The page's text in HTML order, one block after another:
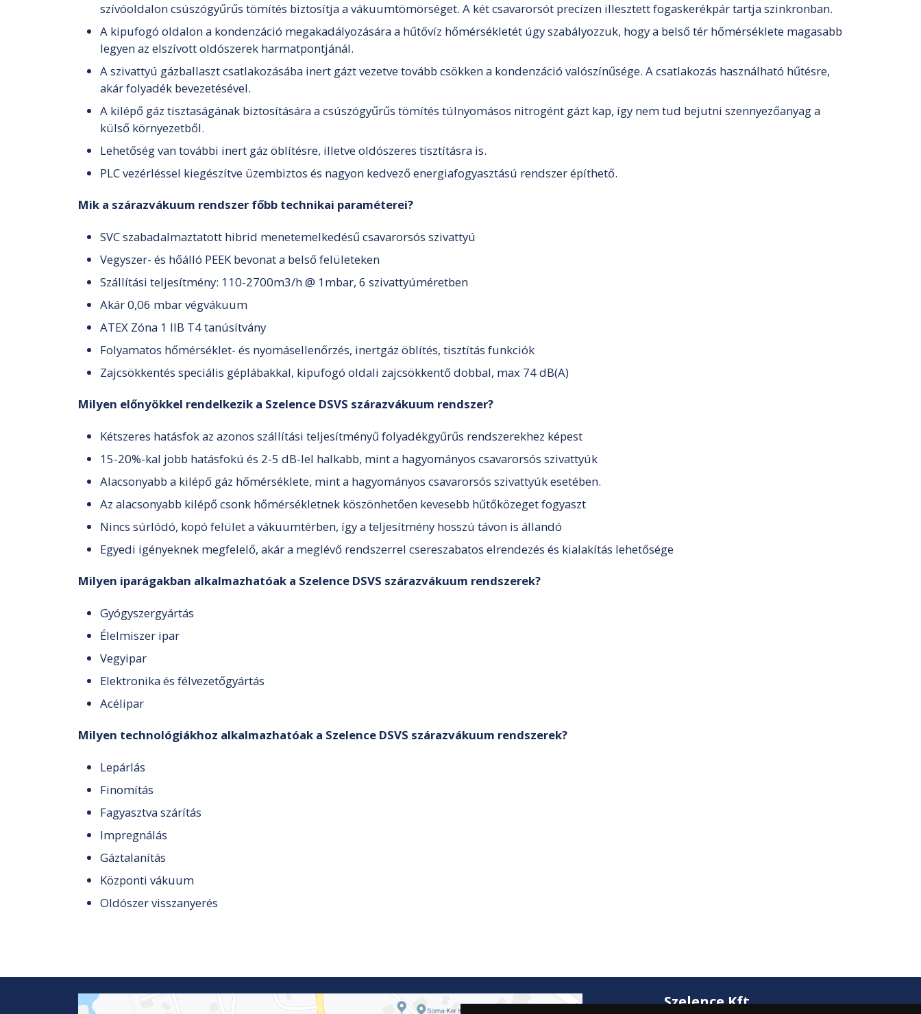
szívóoldalon csúszógyűrűs tömítés biztosítja a vákuumtömörséget. A két csavarorsót precízen illesztett fogaskerékpár tartja szinkronban.
A kipufogó oldalon a kondenzáció megakadályozására a hűtővíz hőmérsékletét úgy szabályozzuk, hogy a belső tér hőmérséklete magasabb
legyen az elszívott oldószerek harmatpontjánál.
A szivattyú gázballaszt csatlakozásába inert gázt vezetve tovább csökken a kondenzáció valószínűsége. A csatlakozás használható hűtésre,
akár folyadék bevezetésével.
A kilépő gáz tisztaságának biztosítására a csúszógyűrűs tömítés túlnyomásos nitrogént gázt kap, így nem tud bejutni szennyezőanyag a
külső környezetből.
Lehetőség van további inert gáz öblítésre, illetve oldószeres tisztításra is.
PLC vezérléssel kiegészítve üzembiztos és nagyon kedvező energiafogyasztású rendszer építhető.
Mik a szárazvákuum rendszer főbb technikai paraméterei?
SVC szabadalmaztatott hibrid menetemelkedésű csavarorsós szivattyú
Vegyszer- és hőálló PEEK bevonat a belső felületeken
Szállítási teljesítmény: 110-2700m3/h @ 1mbar, 6 szivattyúméretben
Akár 0,06 mbar végvákuum
ATEX Zóna 1 IIB T4 tanúsítvány
Folyamatos hőmérséklet- és nyomásellenőrzés, inertgáz öblítés, tisztítás funkciók
Zajcsökkentés speciális géplábakkal, kipufogó oldali zajcsökkentő dobbal, max 74 dB(A)
Milyen előnyökkel rendelkezik a Szelence DSVS szárazvákuum rendszer?
Kétszeres hatásfok az azonos szállítási teljesítményű folyadékgyűrűs rendszerekhez képest
15-20%-kal jobb hatásfokú és 2-5 dB-lel halkabb, mint a hagyományos csavarorsós szivattyúk
Alacsonyabb a kilépő gáz hőmérséklete, mint a hagyományos csavarorsós szivattyúk esetében.
Az alacsonyabb kilépő csonk hőmérsékletnek köszönhetően kevesebb hűtőközeget fogyaszt
Nincs súrlódó, kopó felület a vákuumtérben, így a teljesítmény hosszú távon is állandó
Egyedi igényeknek megfelelő, akár a meglévő rendszerrel csereszabatos elrendezés és kialakítás lehetősége
Milyen iparágakban alkalmazhatóak a Szelence DSVS szárazvákuum rendszerek?
Gyógyszergyártás
Élelmiszer ipar
Vegyipar
Elektronika és félvezetőgyártás
Acélipar
Milyen technológiákhoz alkalmazhatóak a Szelence DSVS szárazvákuum rendszerek?
Lepárlás
Finomítás
Fagyasztva szárítás
Impregnálás
Gáztalanítás
Központi vákuum
Oldószer visszanyerés
Szelence Kft.